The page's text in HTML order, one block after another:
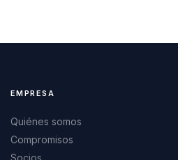
EMPRESA
Quiénes somos
Compromisos
Socios